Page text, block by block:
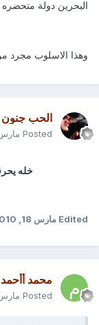
البحرين دولة
وهذا الاسلوب مجرد
الحب جنون
Posted مارس 18,
خله
Edited مارس 18, 2010
محمد أأحمد
Posted مارس 18,